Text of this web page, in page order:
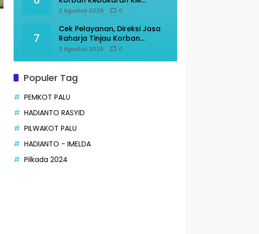
Mutiara Sentosa II
2 Agustus 2026 0
7
Cek Pelayanan, Direksi Jasa
Raharja Tinjau Korban
Kebakaran KM Mutiara
3 Agustus 2026 0
Populer Tag
PEMKOT PALU
HADIANTO RASYID
PILWAKOT PALU
HADIANTO - IMELDA
Pilkada 2024